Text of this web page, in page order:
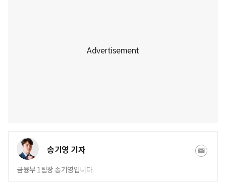
송기영 기자
금융부 1팀장 송기영입니다.